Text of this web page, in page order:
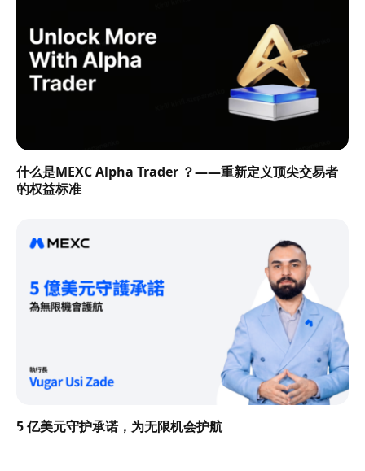
什么是MEXC Alpha Trader ？——重新定义顶尖交易者
的权益标准
5 亿美元守护承诺，为无限机会护航